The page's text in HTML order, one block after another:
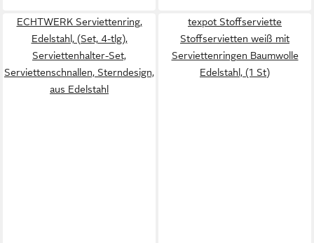
ECHTWERK Serviettenring,
Edelstahl, (Set, 4-tlg),
Serviettenhalter-Set,
Serviettenschnallen, Sterndesign,
aus Edelstahl
texpot Stoffserviette
Stoffservietten weiß mit
Serviettenringen Baumwolle
Edelstahl, (1 St)